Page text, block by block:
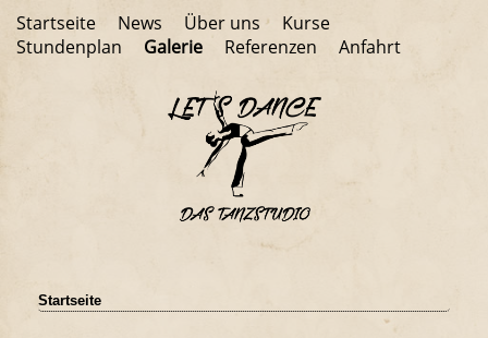
Startseite News Über uns
Kurse
Stundenplan
Galerie Referenzen Anfahrt
Startseite